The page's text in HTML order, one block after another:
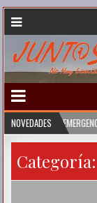
NOVEDADES
Y SIRIA. EMERGENCIA
Categoría: